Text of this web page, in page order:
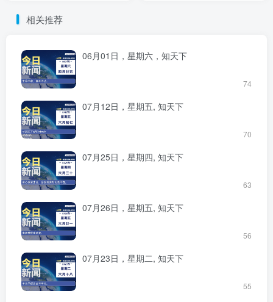
相关推荐
06月01日，星期六，知天下
74
07月12日，星期五, 知天下
70
07月25日，星期四, 知天下
63
07月26日，星期五, 知天下
56
07月23日，星期二, 知天下
55